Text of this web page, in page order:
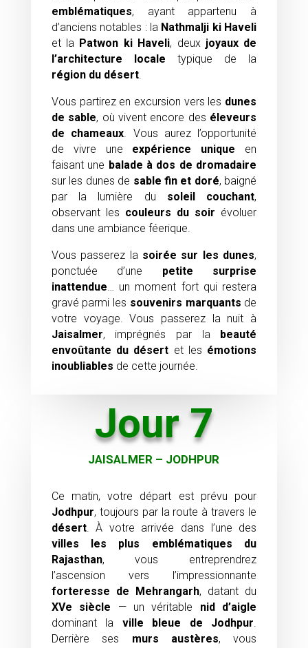
emblématiques, ayant appartenu à
d’anciens notables : la Nathmalji ki Haveli
et la Patwon ki Haveli, deux joyaux de
l’architecture locale typique de la
région du désert.
Vous partirez en excursion vers les dunes
de sable, où vivent encore des éleveurs
de chameaux . Vous aurez l’opportunité
de vivre une expérience unique en
faisant une balade à dos de dromadaire
sur les dunes de sable fin et doré, baigné
par la lumière du soleil couchant,
observant les couleurs du soir évoluer
dans une ambiance féerique.
Vous passerez la soirée sur les dunes,
ponctuée d’une petite surprise
inattendue … un moment fort qui restera
gravé parmi les souvenirs marquants de
votre voyage. Vous passerez la nuit à
Jaisalmer, imprégnés par la beauté
envoûtante du désert et les émotions
inoubliables de cette journée.
Jour 7
JAISALMER – JODHPUR
Ce matin, votre départ est prévu pour
Jodhpur, toujours par la route à travers le
désert. À votre arrivée dans l’une des
villes les plus emblématiques du
Rajasthan, vous entreprendrez
l’ascension vers l’impressionnante
forteresse de Mehrangarh, datant du
XVe siècle — un véritable nid d’aigle
dominant la ville bleue de Jodhpur
Derrière ses murs austères, vous